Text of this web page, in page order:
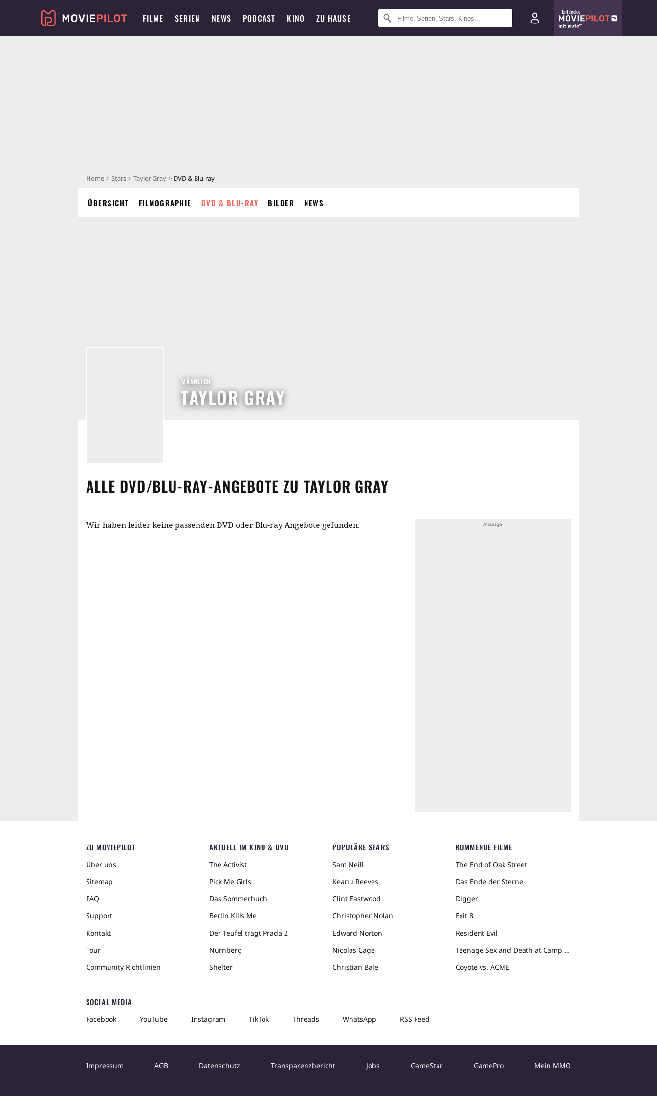
FILME SERIEN NEWS PODCAST KINO ZU HAUSE
Entdecke
Home Stars Taylor Gray DVD & Blu-ray
ÜBERSICHT FILMOGRAPHIE DVD & BLU-RAY BILDER NEWS
TAYLOR GRAY
MÄNNLICH
ALLE DVD/BLU-RAY-ANGEBOTE ZU TAYLOR GRAY
Wir haben leider keine passenden DVD oder Blu-ray Angebote gefunden.
ZU MOVIEPILOT
Über uns
Sitemap
FAQ
Support
Kontakt
Tour
Community Richtlinien
AKTUELL IM KINO & DVD
The Activist
Pick Me Girls
Das Sommerbuch
Berlin Kills Me
Der Teufel trägt Prada 2
Nürnberg
Shelter
POPULÄRE STARS
Sam Neill
Keanu Reeves
Clint Eastwood
Christopher Nolan
Edward Norton
Nicolas Cage
Christian Bale
KOMMENDE FILME
The End of Oak Street
Das Ende der Sterne
Digger
Exit 8
Resident Evil
Teenage Sex and Death at Camp Miasma
Coyote vs. ACME
SOCIAL MEDIA
Facebook YouTube Instagram TikTok Threads WhatsApp RSS Feed
Impressum AGB Datenschutz Transparenzbericht Jobs GameStar GamePro Mein MMO